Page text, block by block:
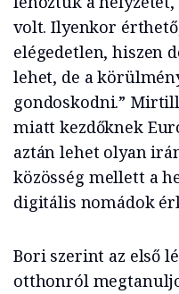
volt. Ilyenkor
elégedetlen, hiszen
lehet, de a
gondoskodni.”
miatt kezdőknek
aztán lehet olyan
közösség mellett a
digitális nomádok
Bori szerint az első
otthonról